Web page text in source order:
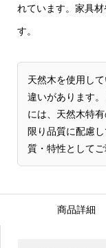
れています。家具
す。
天然木を使用し
違いがあります
には、天然木特
限り品質に配慮
質・特性としてご
商品詳細